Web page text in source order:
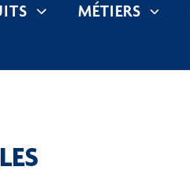
MÉTIERS